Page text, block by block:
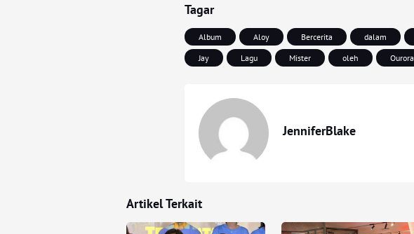
Tagar
Album Aloy Bercerita dalam
Jay
Lagu Mister oleh Ourora
JenniferBlake
Artikel Terkait